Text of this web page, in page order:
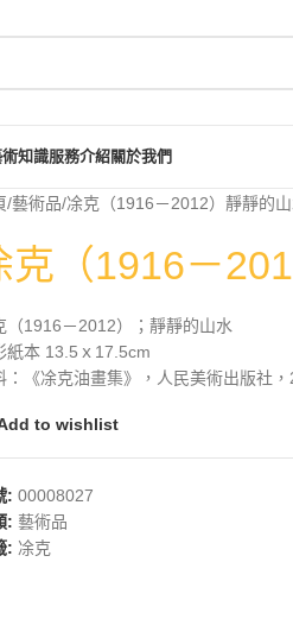
知識服務介紹關於我們
藝術品 凃克（1916－2012）靜靜的
克（1916－
（1916－2012）；靜靜的山水
紙本 13.5ｘ17.5cm
：《凃克油畫集》，人民美術出版社
to wishlist
: 00008027
: 藝術品
: 凃克